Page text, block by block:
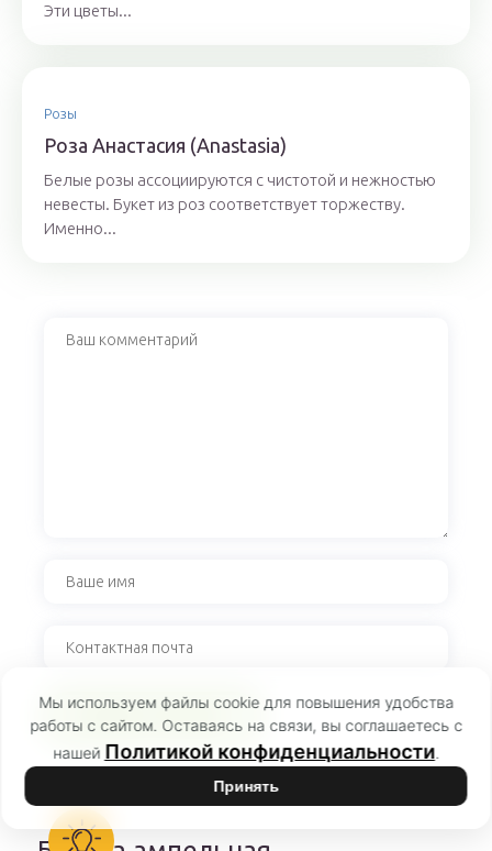
Эти цветы...
Розы
Роза Анастасия (Anastasia)
Белые розы ассоциируются с чистотой и нежностью
невесты. Букет из роз соответствует торжеству.
Именно...
Мы используем файлы cookie для повышения удобства
работы с сайтом. Оставаясь на связи, вы соглашаетесь с
нашей Политикой конфиденциальности.
Принять